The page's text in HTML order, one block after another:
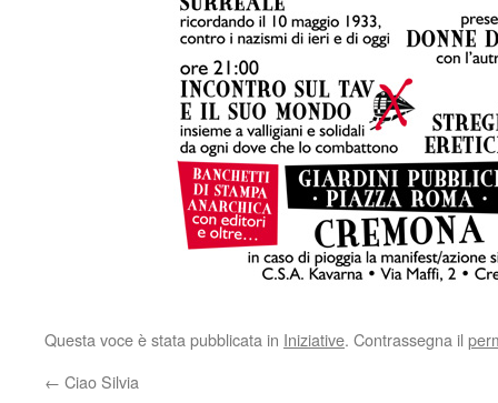
Questa voce è stata pubblicata in Iniziative. Contrassegna il
← Ciao Silvia